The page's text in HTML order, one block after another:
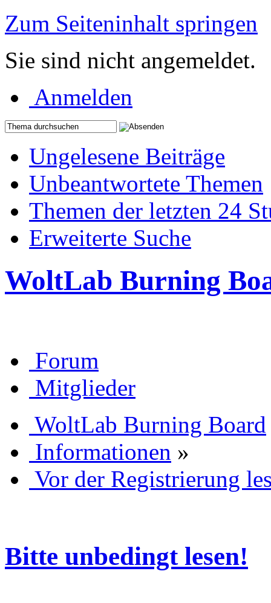
Zum Seiteninhalt springen
Sie sind nicht angemeldet.
Anmelden
Ungelesene Beiträge
Unbeantwortete Themen
Themen der letzten 24
Erweiterte Suche
WoltLab Burning
Forum
Mitglieder
WoltLab Burning Board
Informationen »
Vor der Registrierung
Bitte unbedingt lesen!